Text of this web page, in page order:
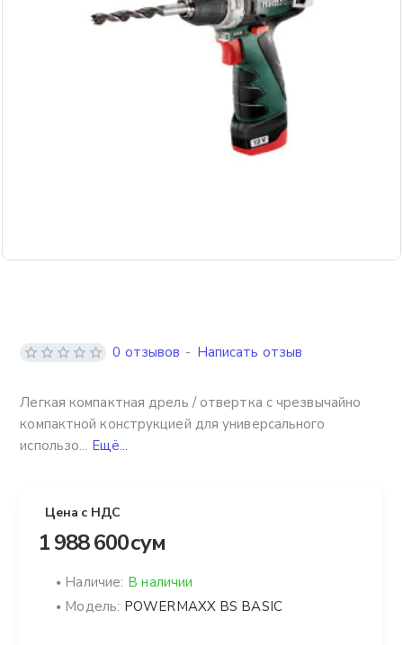
Легкая компактная дрель / отвертка с чрезвычайно
компактной конструкцией для универсального
использо... Ещё...
0 отзывов - Написать отзыв
Цена с НДС
1 988 600 сум
Наличие: В наличии
Модель: POWERMAXX BS BASIC